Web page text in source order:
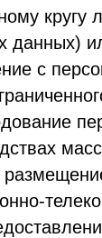
кругу
данных)
с